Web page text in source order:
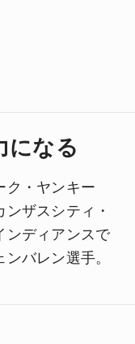
になる
ク・ヤンキー
ザスシティ・
ンディアンスで
バレン選手。